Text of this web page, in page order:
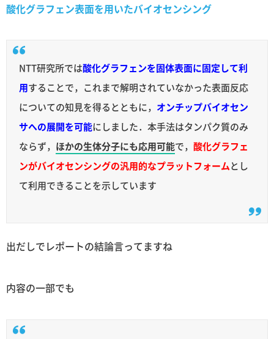
酸化グラフェン表面を用いたバイオセンシング
NTT研究所では酸化グラフェンを固体表面に固定して利
用することで，これまで解明されていなかった表面反応
についての知見を得るとともに， オンチップバイオセン
サへの展開を可能にしました．本手法はタンパク質のみ
ならず， ほかの生体分子にも応用可能で， 酸化グラフェ
ンがバイオセンシングの汎用的なプラットフォームとし
て利用できることを示しています
出だしでレポートの結論言ってますね
内容の一部でも